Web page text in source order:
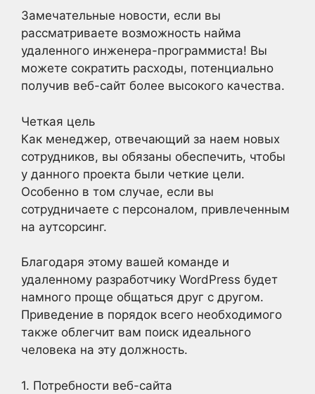
Замечательные новости, если вы
рассматриваете возможность найма
удаленного инженера-программиста! Вы
можете сократить расходы, потенциально
получив веб-сайт более высокого качества.
Четкая цель
Как менеджер, отвечающий за наем новых
сотрудников, вы обязаны обеспечить, чтобы
у данного проекта были четкие цели.
Особенно в том случае, если вы
сотрудничаете с персоналом, привлеченным
на аутсорсинг.
Благодаря этому вашей команде и
удаленному разработчику WordPress будет
намного проще общаться друг с другом.
Приведение в порядок всего необходимого
также облегчит вам поиск идеального
человека на эту должность.
1. Потребности веб-сайта